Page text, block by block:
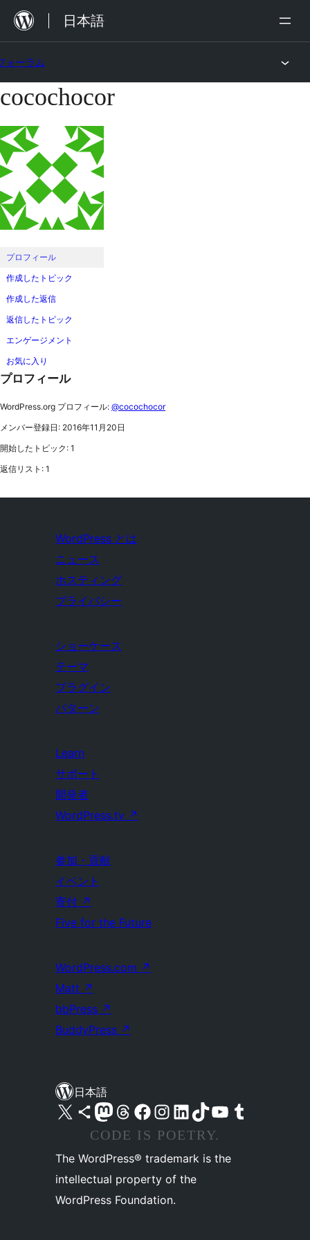
キ
プ
日本語
ォーラム
コ
テ
ン
ツ
へ
ス
ッ
プ
cocochocor
プロフィール
作成したトピック
作成した返信
返信したトピック
エンゲージメント
お気に入り
プロフィール
WordPress.org プロフィール: @cocochocor
メンバー登録日: 2016年11月20日
開始したトピック: 1
返信リスト: 1
WordPress とは
ニュース
ホスティング
プライバシー
ショーケース
テーマ
プラグイン
パターン
Learn
サポート
開発者
WordPress.tv ↗
参加・貢献
イベント
寄付 ↗
Five for the Future
WordPress.com ↗
Matt ↗
bbPress ↗
BuddyPress ↗
日本語
X (旧 Twitter) アカウントへ Bluesky アカウントへ Mastodon アカウントへ Threads アカウントへ Facebook ページへ Instagram アカウントへ LinkedIn アカウントへTikTok アカウントへ YouTube チャンネルへ Tumblr アカウントへ
CODE IS POETRY.
The WordPress® trademark is the
intellectual property of the
WordPress Foundation.